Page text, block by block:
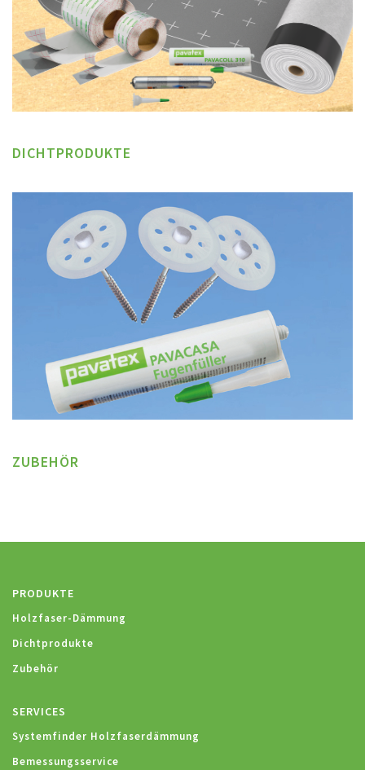
DICHTPRODUKTE
ZUBEHÖR
PRODUKTE
Holzfaser-Dämmung
Dichtprodukte
Zubehör
SERVICES
Systemfinder Holzfaserdämmung
Bemessungsservice